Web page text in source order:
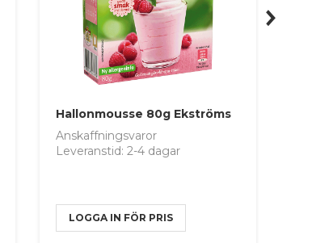
Hallonmousse 80g Ekströms
Anskaffningsvaror
Leveranstid: 2-4 dagar
LOGGA IN FÖR PRIS